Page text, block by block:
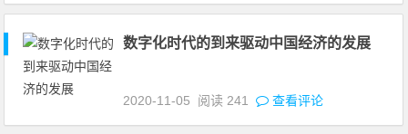
数字化时代的到来驱动中国经济的发展
2020-11-05 阅读 241 查看评论